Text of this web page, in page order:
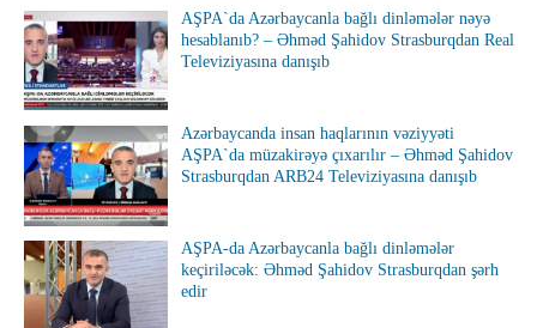
AŞPA`da Azərbaycanla bağlı dinləmələr nəyə
hesablanıb? – Əhməd Şahidov Strasburqdan Real
Televiziyasına danışıb
Azərbaycanda insan haqlarının vəziyyəti
AŞPA`da müzakirəyə çıxarılır – Əhməd Şahidov
Strasburqdan ARB24 Televiziyasına danışıb
AŞPA-da Azərbaycanla bağlı dinləmələr
keçiriləcək: Əhməd Şahidov Strasburqdan şərh
edir